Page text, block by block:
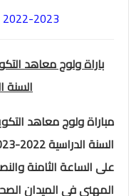
2022-2023
باراة ولوج معاهد
السنة
مباراة ولوج معاهد
على الساعة الثامنة
المهني في الميدان